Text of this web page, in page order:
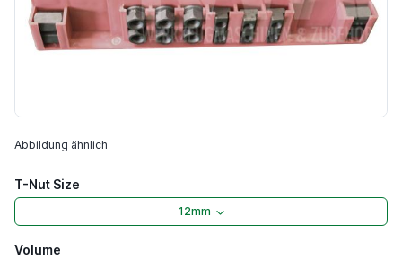
Abbildung ähnlich
T-Nut Size
12mm
Volume